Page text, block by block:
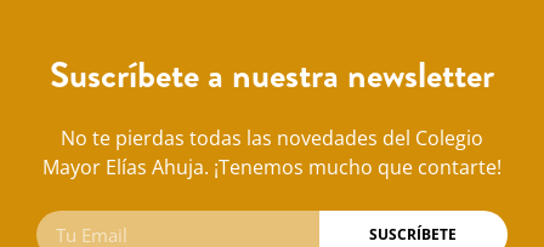
Suscríbete a nuestra newsletter
No te pierdas todas las novedades del Colegio
Mayor Elías Ahuja. ¡Tenemos mucho que contarte!
SUSCRÍBETE